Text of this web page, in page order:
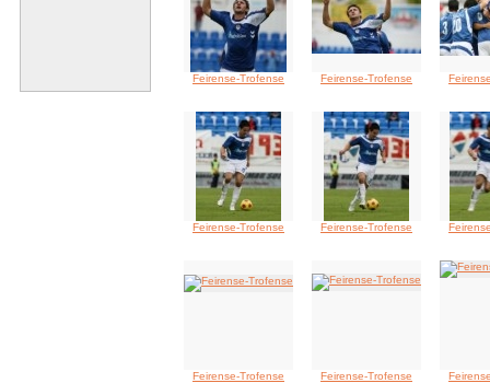
Feirense-Trofense Feirense-Trofense
Feirense-Trofense Feirense-Trofense
Feirense-Trofense Feirense-Trofense